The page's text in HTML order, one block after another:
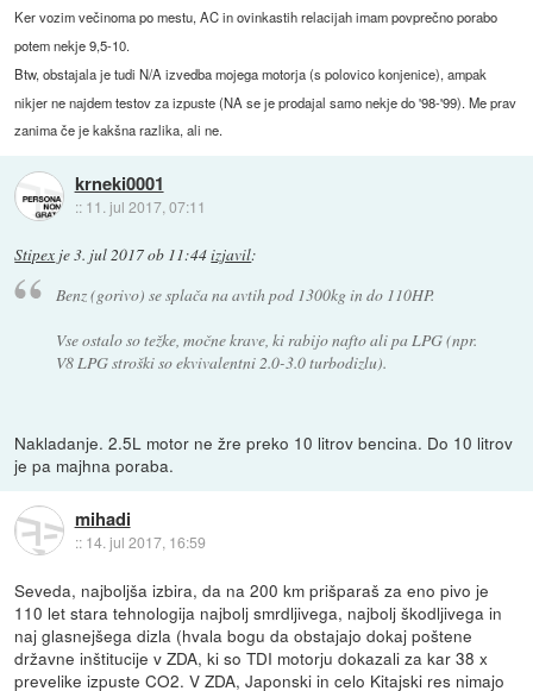
Ker vozim večinoma po mestu, AC in ovinkastih relacijah imam povprečno porabo
potem nekje 9,5-10.
Btw, obstajala je tudi N/A izvedba mojega motorja (s polovico konjenice), ampak
nikjer ne najdem testov za izpuste (NA se je prodajal samo nekje do '98-'99). Me prav
zanima če je kakšna razlika, ali ne.
krneki0001
:: 11. jul 2017, 07:11
Stipex je3. jul 2017 ob 11:44izjavil:
Benz (gorivo) se splača na avtih pod 1300kg in do 110HP.
Vse ostalo so težke, močne krave, ki rabijo nafto ali pa LPG (npr.
V8 LPG stroški so ekvivalentni 2.0-3.0 turbodizlu).
Nakladanje. 2.5L motor ne žre preko 10 litrov bencina. Do 10 litrov
je pa majhna poraba.
mihadi
:: 14. jul 2017, 16:59
Seveda, najboljša izbira, da na 200 km prišparaš za eno pivo je
110 let stara tehnologija najbolj smrdljivega, najbolj škodljivega in
naj glasnejšega dizla (hvala bogu da obstajajo dokaj poštene
državne inštitucije v ZDA, ki so TDI motorju dokazali za kar 38 x
prevelike izpuste CO2. V ZDA, Japonski in celo Kitajski res nimajo